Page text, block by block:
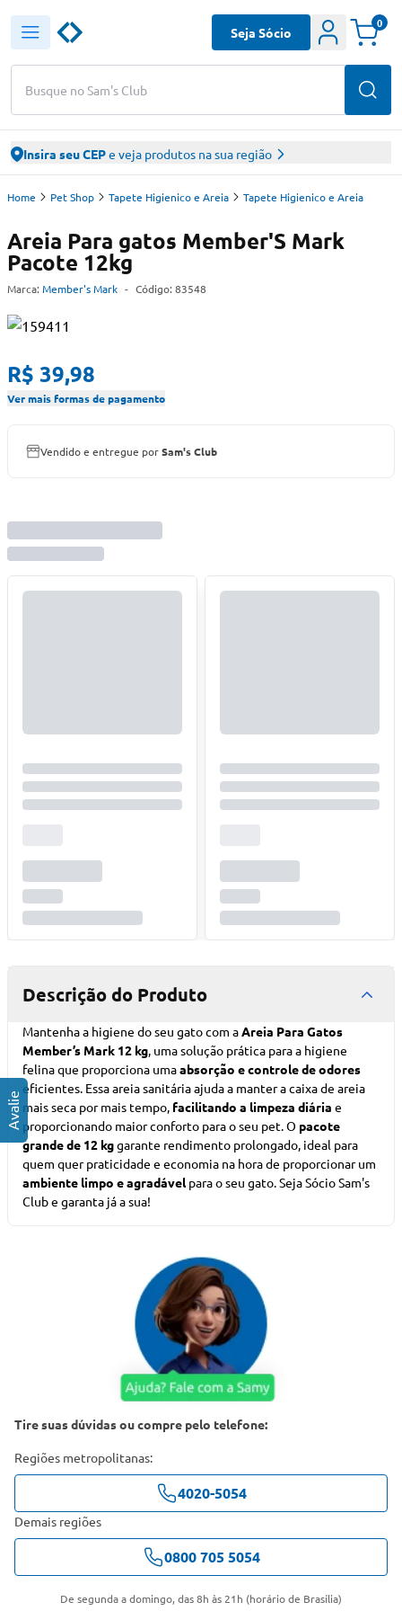
Busque no Sam's Club
Seja Sócio
0
Insira seu CEPe veja produtos na sua região
Home Pet Shop Tapete Higienico e Areia Tapete Higienico e Areia
Areia Para gatos Member'S Mark
Pacote 12kg
Marca: Member's Mark - Código: 83548
R$ 39,98
Ver mais formas de pagamento
Vendido e entregue porSam's Club
Descrição do Produto
Mantenha a higiene do seu gato com aAreia Para Gatos
Member’s Mark 12 kg, uma solução prática para a higiene
felina que proporciona umaabsorção e controle de odores
eficientes. Essa areia sanitária ajuda a manter a caixa de areia
mais seca por mais tempo, facilitando a limpeza diária e
proporcionando maior conforto para o seu pet. O pacote
grande de 12 kggarante rendimento prolongado, ideal para
quem quer praticidade e economia na hora de proporcionar um
ambiente limpo e agradávelpara o seu gato.Seja Sócio Sam's
Clube garanta já a sua!
Tire suas dúvidas ou compre pelo telefone:
Regiões metropolitanas:
4020-5054
Demais regiões
0800 705 5054
De segunda a domingo, das 8h às 21h (horário de Brasília)